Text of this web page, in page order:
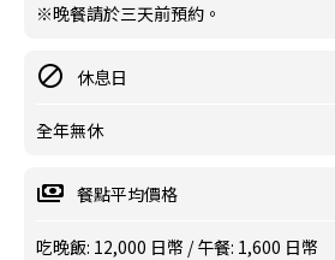
※晚餐請於三天前預約。
休息日
全年無休
餐點平均價格
吃晚飯: 12,000 日幣 / 午餐: 1,600 日幣